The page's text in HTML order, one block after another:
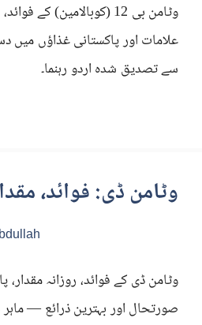
وٹامن بی 12 (کوبالامین) کے
علامات اور پاکستانی غذاؤں میں
سے تصدیق شدہ اردو رہنما۔
وٹامن ڈی: فوائد،
وٹامن ڈی کے فوائد، روزانہ
صورتحال اور بہترین ذرائع —